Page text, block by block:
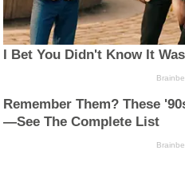
I Bet You Didn't Know It
Remember Them? These
—See The Complete List